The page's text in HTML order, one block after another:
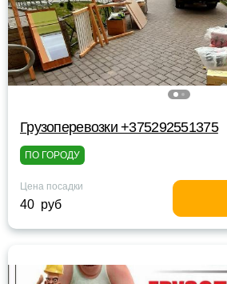
Грузоперевозки +375292551375
ПО ГОРОДУ
Цена посадки
40 руб